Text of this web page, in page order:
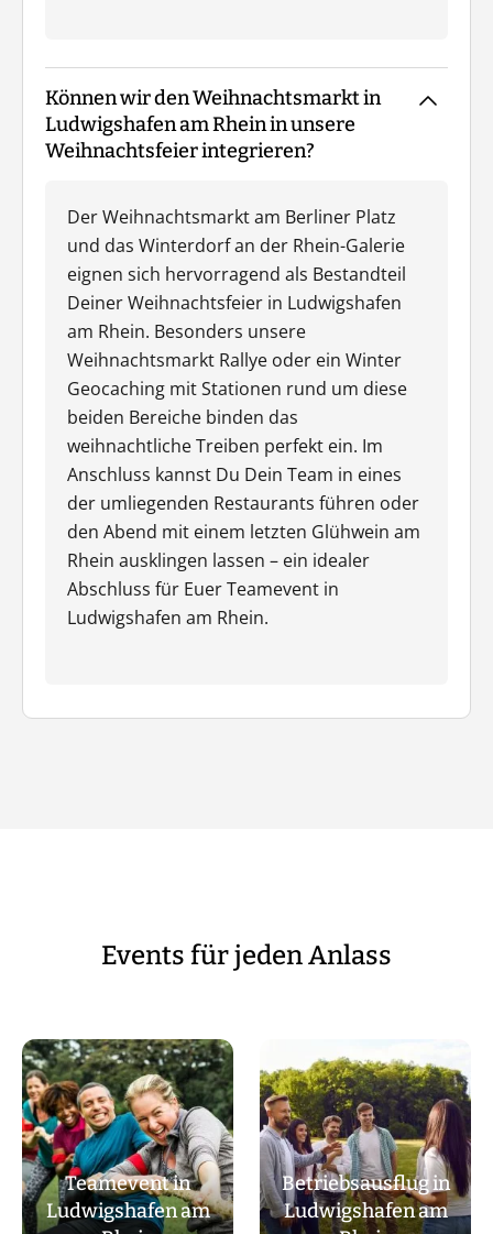
Können wir den Weihnachtsmarkt in
Ludwigshafen am Rhein in unsere
Weihnachtsfeier integrieren?
Der Weihnachtsmarkt am Berliner Platz
und das Winterdorf an der Rhein-Galerie
eignen sich hervorragend als Bestandteil
Deiner Weihnachtsfeier in Ludwigshafen
am Rhein. Besonders unsere
Weihnachtsmarkt Rallye oder ein Winter
Geocaching mit Stationen rund um diese
beiden Bereiche binden das
weihnachtliche Treiben perfekt ein. Im
Anschluss kannst Du Dein Team in eines
der umliegenden Restaurants führen oder
den Abend mit einem letzten Glühwein am
Rhein ausklingen lassen – ein idealer
Abschluss für Euer Teamevent in
Ludwigshafen am Rhein.
Events für jeden Anlass
Teamevent in
Ludwigshafen am
Betriebsausflug in
Ludwigshafen am